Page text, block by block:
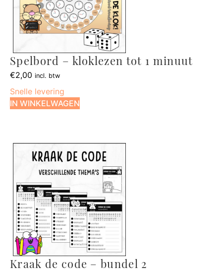
Spelbord – kloklezen tot 1 minuut
€2,00 incl. btw
Snelle levering
IN WINKELWAGEN
Kraak de code – bundel 2